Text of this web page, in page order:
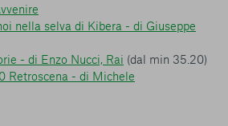
nella selva di Kibera - di Giuseppe
- di Enzo Nucci, Rai (dal min 35.20)
Retroscena - di Michele